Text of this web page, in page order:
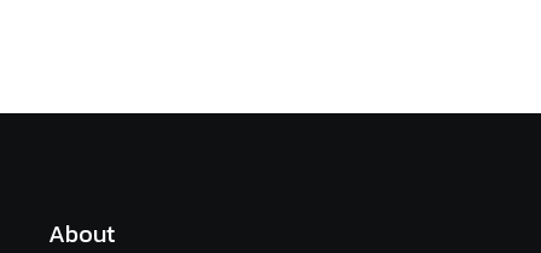
About